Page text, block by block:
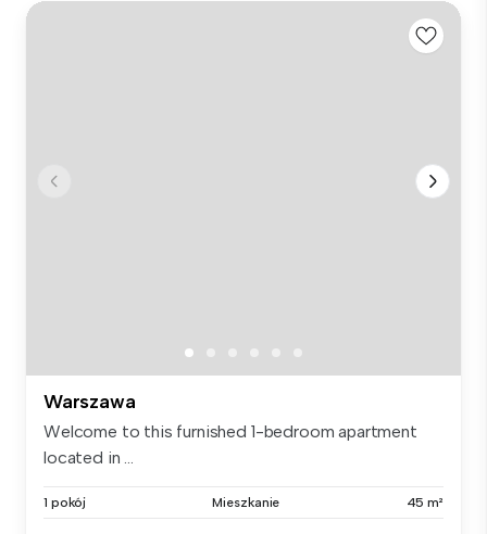
Warszawa
Welcome to this furnished 1-bedroom apartment
located in ...
1 pokój Mieszkanie 45 m²